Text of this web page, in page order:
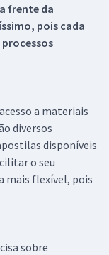
frente da
pois cada
a materiais
diversos
disponíveis
o seu
mais flexível, pois
sobre